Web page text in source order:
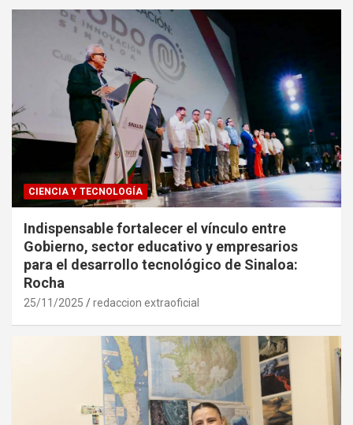
CIENCIA Y TECNOLOGÍA
Indispensable fortalecer el vínculo entre
Gobierno, sector educativo y empresarios
para el desarrollo tecnológico de Sinaloa:
Rocha
25/11/2025 redaccion extraoficial